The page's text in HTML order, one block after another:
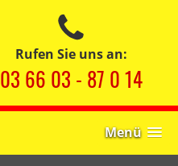
Rufen Sie uns an:
03 66 03 - 87 0 14
Menü